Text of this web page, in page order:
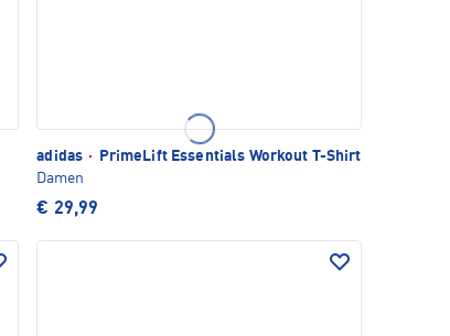
adidas ·
PrimeLift Essentials Workout T-Shirt
Damen
€ 29,99